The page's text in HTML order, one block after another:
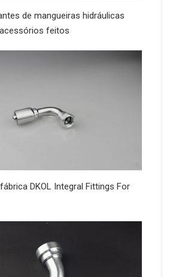
de mangueiras hidráulicas
feitos
DKOL Integral Fittings For